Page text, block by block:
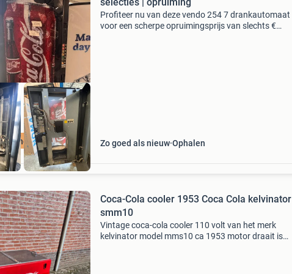
Profiteer nu van deze vendo 254 7 drankautomaat
voor een scherpe opruimingsprijs van slechts €
Zo goed als nieuw Ophalen
Coca-Cola cooler 1953 Coca Cola kelvinator
smm10
Vintage coca-cola cooler 110 volt van het merk
kelvinator model mms10 ca 1953 motor draait is